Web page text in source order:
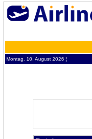
Montag, 10. August 2026 ¦